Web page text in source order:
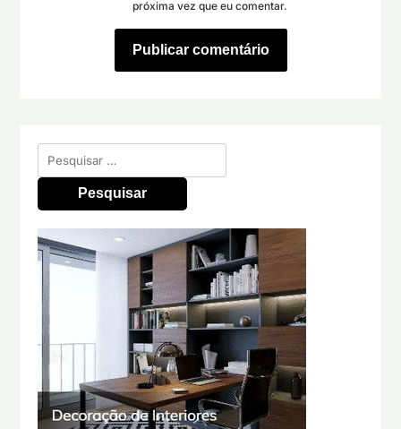
próxima vez que eu comentar.
Pesquisar
por: